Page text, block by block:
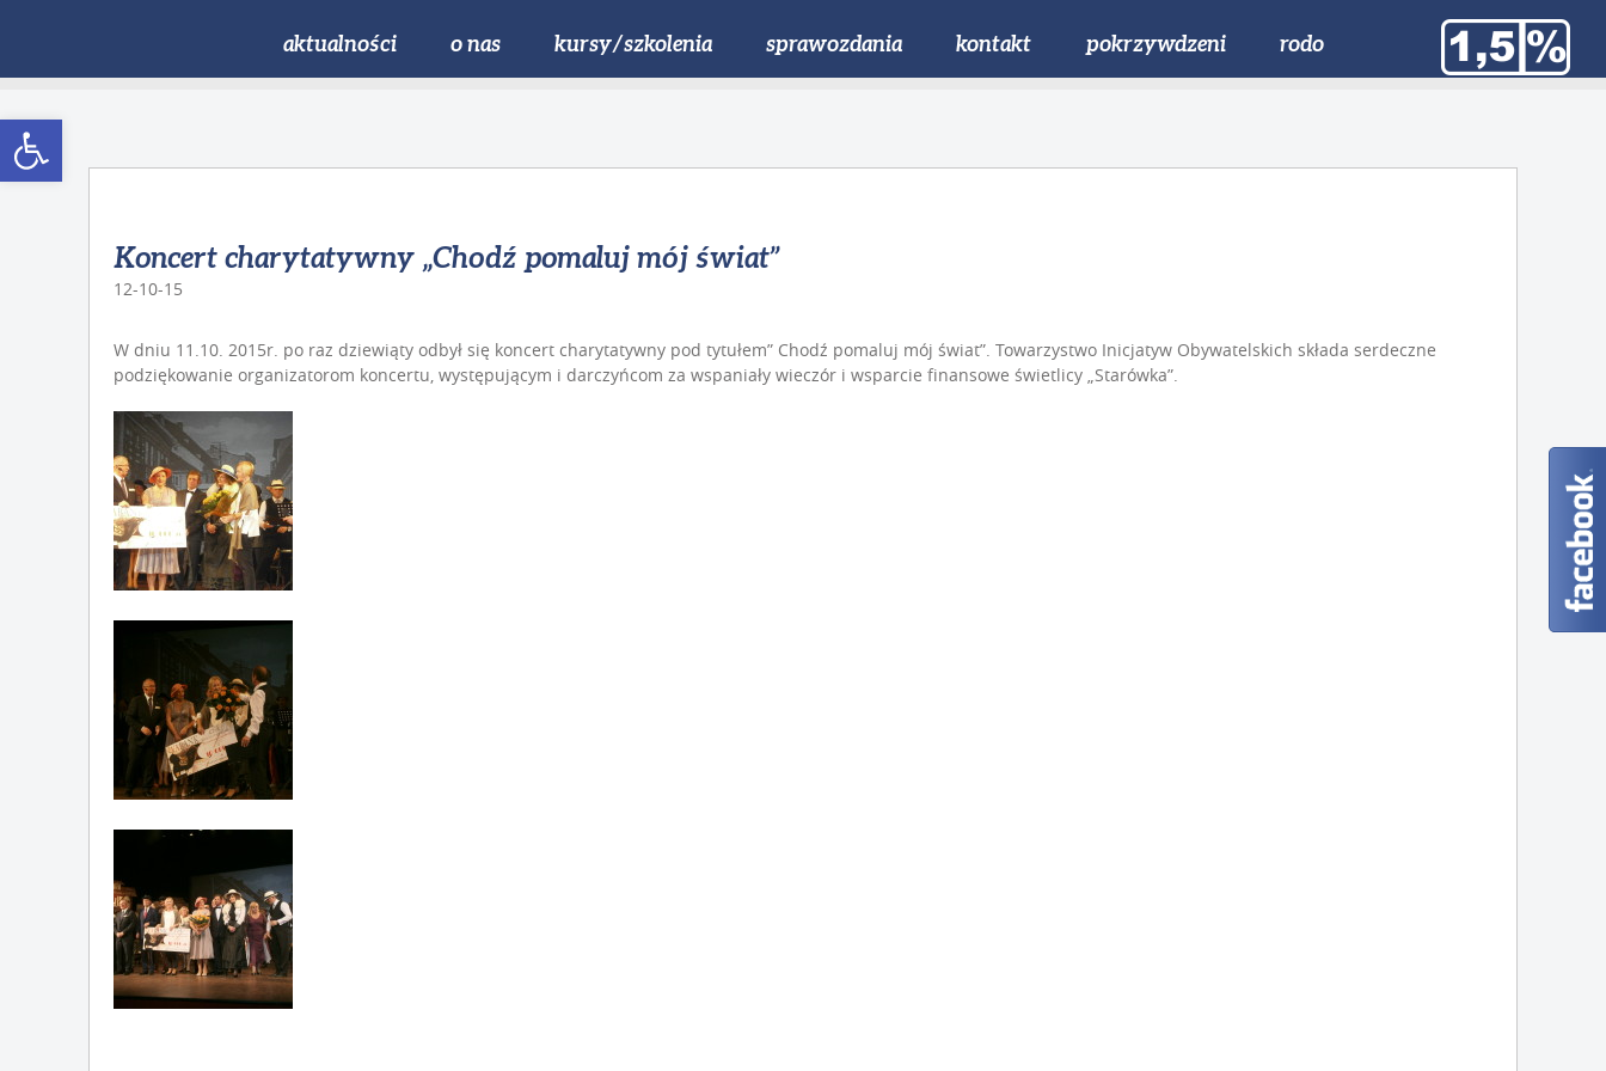
Open toolbar
aktualności o nas kursy/szkolenia sprawozdania kontakt pokrzywdzeni rodo
Koncert charytatywny „Chodź pomaluj mój świat”
12-10-15
W dniu 11.10. 2015r. po raz dziewiąty odbył się koncert charytatywny pod tytułem” Chodź pomaluj mój świat”. Towarzystwo Inicjatyw Obywatelskich składa serdeczne
podziękowanie organizatorom koncertu, występującym i darczyńcom za wspaniały wieczór i wsparcie finansowe świetlicy „Starówka”.